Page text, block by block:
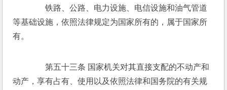
铁路、公路、电力设施、电信设施和油气管道
等基础设施，依照法律规定为国家所有的，属于国家所
有。
第五十三条 国家机关对其直接支配的不动产和
动产，享有占有、使用以及依照法律和国务院的有关规